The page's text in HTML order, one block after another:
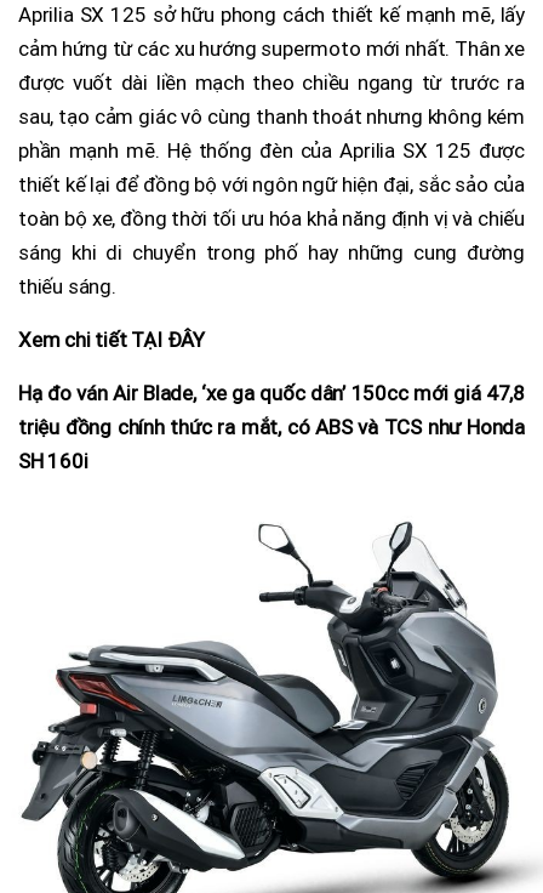
Aprilia SX 125 sở hữu phong cách thiết kế mạnh mẽ, lấy
cảm hứng từ các xu hướng supermoto mới nhất. Thân xe
được vuốt dài liền mạch theo chiều ngang từ trước ra
sau, tạo cảm giác vô cùng thanh thoát nhưng không kém
phần mạnh mẽ. Hệ thống đèn của Aprilia SX 125 được
thiết kế lại để đồng bộ với ngôn ngữ hiện đại, sắc sảo của
toàn bộ xe, đồng thời tối ưu hóa khả năng định vị và chiếu
sáng khi di chuyển trong phố hay những cung đường
thiếu sáng.
Xem chi tiết TẠI ĐÂY
Hạ đo ván Air Blade, ‘xe ga quốc dân’ 150cc mới giá 47,8
triệu đồng chính thức ra mắt, có ABS và TCS như Honda
SH 160i